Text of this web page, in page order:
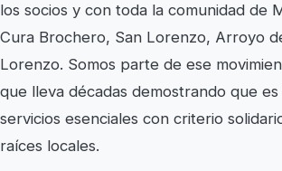
los socios y con toda la comunidad de
Cura Brochero, San Lorenzo, Arroyo
Lorenzo. Somos parte de ese
que lleva décadas demostrando que
servicios esenciales con criterio
raíces locales.